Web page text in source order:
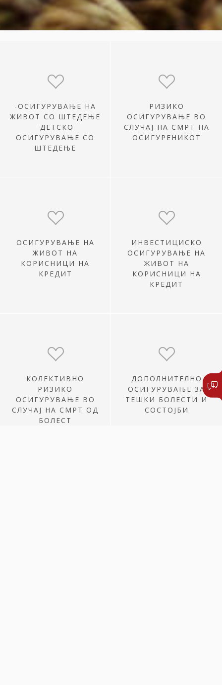
-ОСИГУРУВАЊЕ НА
ЖИВОТ СО ШТЕДЕЊЕ
-ДЕТСКО
ОСИГУРУВАЊЕ СО
ШТЕДЕЊЕ
РИЗИКО
ОСИГУРУВАЊЕ ВО
СЛУЧАЈ НА СМРТ НА
ОСИГУРЕНИКОТ
ОСИГУРУВАЊЕ НА
ЖИВОТ НА
КОРИСНИЦИ НА
КРЕДИТ
ИНВЕСТИЦИCКО
ОСИГУРУВАЊЕ НА
ЖИВОТ НА
КОРИСНИЦИ НА
КРЕДИТ
КОЛЕКТИВНО
РИЗИКО
ОСИГУРУВАЊЕ ВО
СЛУЧАЈ НА СМРТ ОД
БОЛЕСТ
ДОПОЛНИТЕЛНО
ОСИГУРУВАЊЕ ЗА
ТЕШКИ БОЛЕСТИ И
СОСТОЈБИ